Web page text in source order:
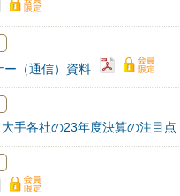
ー（通信）資料
手各社の23年度決算の注目点